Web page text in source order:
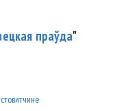
праўда"